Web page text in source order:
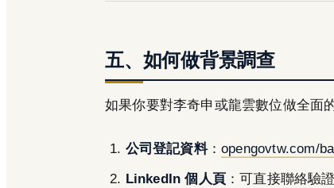
五、如何做背景調查
如果你要對李奇申或龍雲數位做全面
公司登記資料：opengovtw.com/
LinkedIn 個人頁 ：可直接聯絡驗證